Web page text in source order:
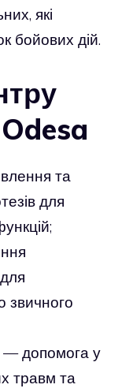
які
бойових дій.
та
для
звичного
— допомога у
травм та